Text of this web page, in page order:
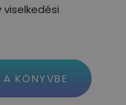
A KÖNYVBE